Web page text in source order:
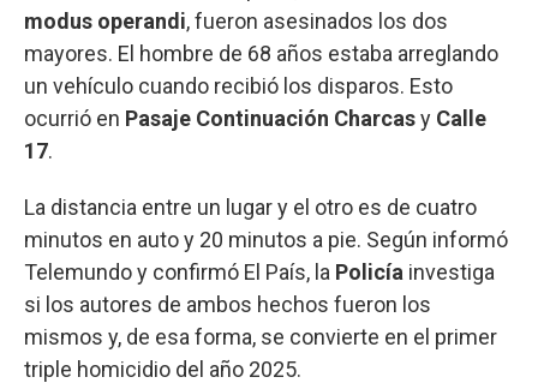
modus operandi, fueron asesinados los dos
mayores. El hombre de 68 años estaba arreglando
un vehículo cuando recibió los disparos. Esto
ocurrió en Pasaje Continuación Charcasy Calle
17.
La distancia entre un lugar y el otro es de cuatro
minutos en auto y 20 minutos a pie. Según informó
Telemundo y confirmó El País, la Policía investiga
si los autores de ambos hechos fueron los
mismos y, de esa forma, se convierte en el primer
triple homicidio del año 2025.